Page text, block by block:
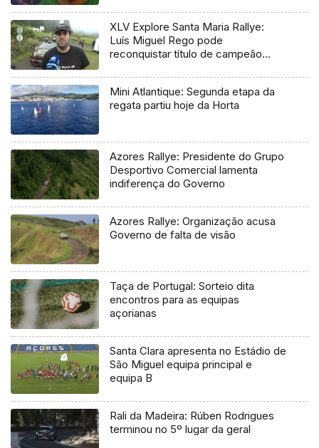
XLV Explore Santa Maria Rallye:
Luís Miguel Rego pode
reconquistar título de campeão
Mini Atlantique: Segunda etapa da
regata partiu hoje da Horta
Azores Rallye: Presidente do Grupo
Desportivo Comercial lamenta
indiferença do Governo
Azores Rallye: Organização acusa
Governo de falta de visão
Taça de Portugal: Sorteio dita
encontros para as equipas
açorianas
Santa Clara apresenta no Estádio de
São Miguel equipa principal e
equipa B
Rali da Madeira: Rúben Rodrigues
terminou no 5º lugar da geral